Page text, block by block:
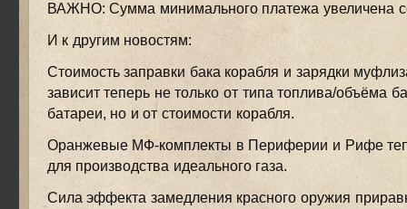
ВАЖНО: Сумма минимального платежа увеличена
И к другим новостям:
Стоимость заправки бака корабля и зарядки
зависит теперь не только от типа топлива/объёма
батареи, но и от стоимости корабля.
Оранжевые МФ-комплекты в Периферии и Рифе
для производства идеального газа.
Сила эффекта замедления красного оружия